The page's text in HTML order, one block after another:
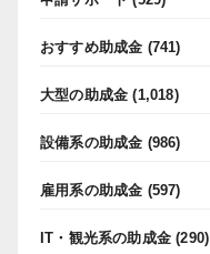
おすすめ助成金 (741)
大型の助成金 (1,018)
設備系の助成金 (986)
雇用系の助成金 (597)
IT・観光系の助成金 (290)